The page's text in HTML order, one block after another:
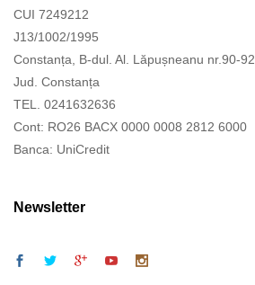
CUI 7249212
J13/1002/1995
Constanța, B-dul. Al. Lăpușneanu nr.90-92,
Jud. Constanța
TEL. 0241632636
Cont: RO26 BACX 0000 0008 2812 6000
Banca: UniCredit
Newsletter